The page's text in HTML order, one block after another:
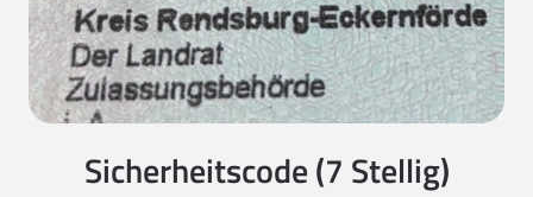
Sicherheitscode (7 Stellig)